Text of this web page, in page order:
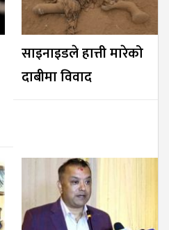
साइनाइडले हात्ती मारेको
दाबीमा विवाद